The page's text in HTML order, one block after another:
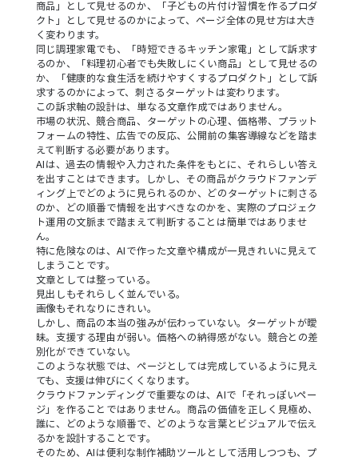
商品」として見せるのか、「子どもの片付け習慣を作るプロダ
クト」として見せるのかによって、ページ全体の見せ方は大き
く変わります。
同じ調理家電でも、「時短できるキッチン家電」として訴求す
るのか、「料理初心者でも失敗しにくい商品」として見せるの
か、「健康的な食生活を続けやすくするプロダクト」として訴
求するのかによって、刺さるターゲットは変わります。
この訴求軸の設計は、単なる文章作成ではありません。
市場の状況、競合商品、ターゲットの心理、価格帯、プラット
フォームの特性、広告での反応、公開前の集客導線などを踏ま
えて判断する必要があります。
AIは、過去の情報や入力された条件をもとに、それらしい答え
を出すことはできます。しかし、その商品がクラウドファンデ
ィング上でどのように見られるのか、どのターゲットに刺さる
のか、どの順番で情報を出すべきなのかを、実際のプロジェク
ト運用の文脈まで踏まえて判断することは簡単ではありませ
ん。
特に危険なのは、AIで作った文章や構成が一見きれいに見えて
しまうことです。
文章としては整っている。
見出しもそれらしく並んでいる。
画像もそれなりにきれい。
しかし、商品の本当の強みが伝わっていない。ターゲットが曖
昧。支援する理由が弱い。価格への納得感がない。競合との差
別化ができていない。
このような状態では、ページとしては完成しているように見え
ても、支援は伸びにくくなります。
クラウドファンディングで重要なのは、AIで「それっぽいペー
ジ」を作ることではありません。商品の価値を正しく見極め、
誰に、どのような順番で、どのような言葉とビジュアルで伝え
るかを設計することです。
そのため、AIは便利な制作補助ツールとして活用しつつも、プ